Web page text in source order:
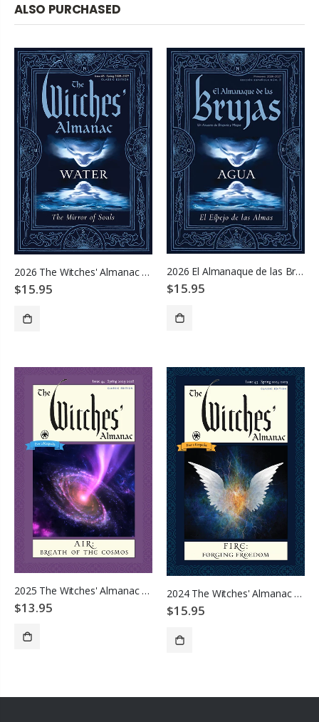
ALSO PURCHASED
2026 The Witches' Almanac - Water: Mirror of Souls
$15.95
2026 El Almanaque de las Brujas
$15.95
2025 The Witches' Almanac - Air: Breath of the Cosmos
$13.95
2024 The Witches' Almanac - Fire: Forging Freedom (Spanish Edition)
$15.95